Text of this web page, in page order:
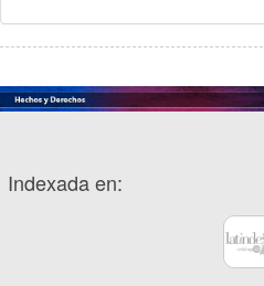
Indexada en: